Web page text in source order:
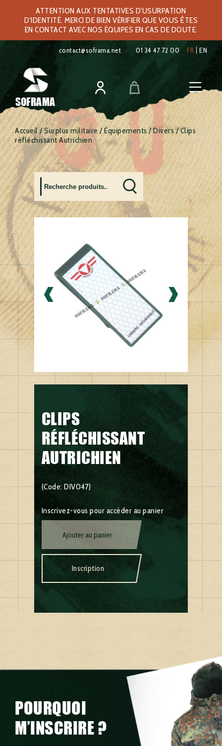
ATTENTION AUX TENTATIVES D'USURPATION
D'IDENTITÉ. MERCI DE BIEN VÉRIFIER QUE VOUS ÊTES
EN CONTACT AVEC NOS ÉQUIPES EN CAS DE DOUTE.
contact@soframa.net 01 34 47 72 00 FR EN
SOFRAMA
Accueil/Surplus militaire/Équipements/Divers/ Clips
réfléchissant Autrichien
CLIPS
RÉFLÉCHISSANT
AUTRICHIEN
(Code: DIV047)
Inscrivez-vous pour accéder au panier
Ajouter au panier
Inscription
POURQUOI
M’INSCRIRE ?